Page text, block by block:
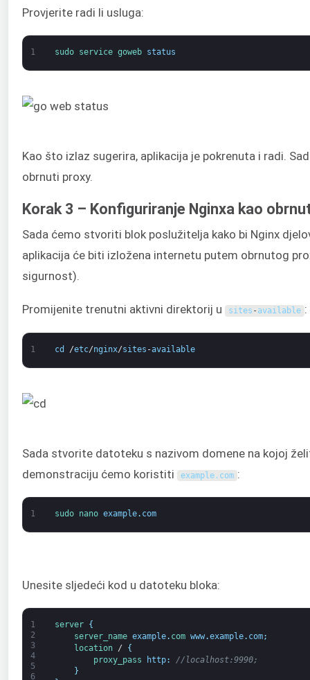
Provjerite radi li usluga:
1 sudo service goweb status
Kao što izlaz sugerira, aplikacija je pokrenuta i radi.
obrnuti proxy.
Korak 3 – Konfiguriranje Nginxa kao
Sada ćemo stvoriti blok poslužitelja kako bi Nginx
aplikacija će biti izložena internetu putem obrnutog
sigurnost).
Promijenite trenutni aktivni direktorij u sites - available :
1 cd /etc/nginx/sites -available
Sada stvorite datoteku s nazivom domene na kojoj
demonstraciju ćemo koristiti
example. com :
1 sudo nano example. com
Unesite sljedeći kod u datoteku bloka:
1
2
3
4
5
6
server
{
server_name example. com www.example. com;
location
/
{
proxy_pass
http:
//localhost:9990;
}